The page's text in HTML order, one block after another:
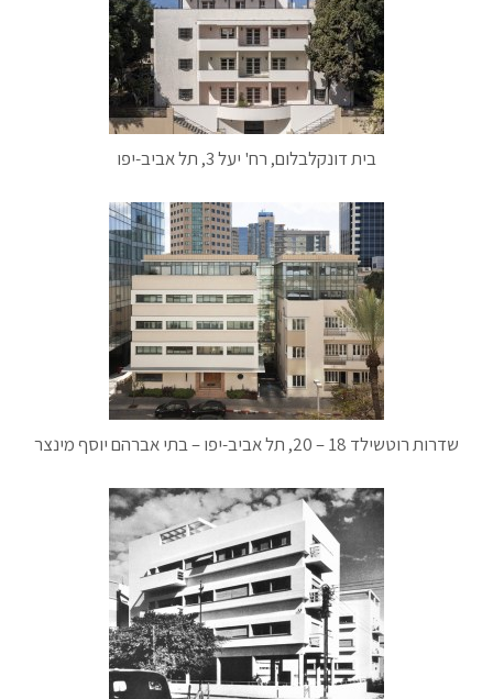
בית דונקלבלום, רח' יעל 3, תל אביב-יפו
שדרות רוטשילד 18 – 20, תל אביב-יפו – בתי אברהם יוסף מינצר